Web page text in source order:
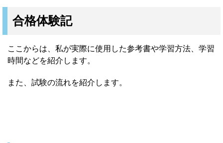
合格体験記
ここからは、私が実際に使用した参考書や学習方法、学習
時間などを紹介します。
また、試験の流れを紹介します。